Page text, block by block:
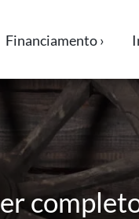
Financiamento ›